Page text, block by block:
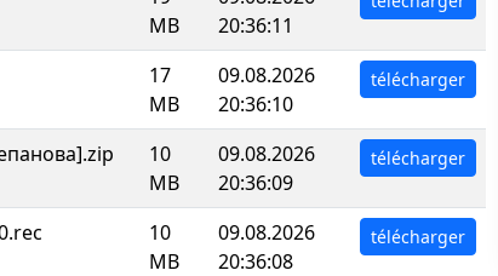
MB
20:36:11
17
MB
09.08.2026
20:36:10
télécharger
10
MB
09.08.2026
20:36:09
télécharger
10
MB
09.08.2026
20:36:08
télécharger